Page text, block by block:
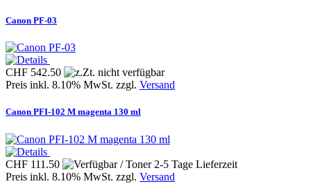
Canon PF-03
CHF 542.50
Preis inkl. 8.10% MwSt. zzgl. Versand
Canon PFI-102 M magenta 130 ml
CHF 111.50
Preis inkl. 8.10% MwSt. zzgl. Versand